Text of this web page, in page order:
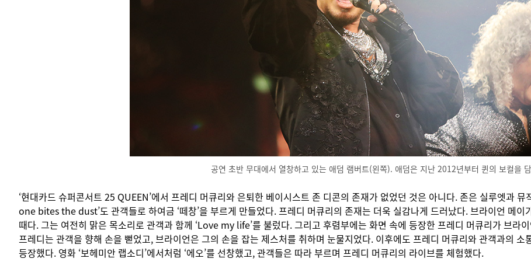
공연 초반 무대에서 열창하고 있는 애덤 램버트(왼쪽). 애덤은 지난 2012년부터 퀸의 보컬을
‘현대카드 슈퍼콘서트 25 QUEEN’에서 프레디 머큐리와 은퇴한 베이시스트 존 디콘의 존재가 없었던 것은 아니다. 존은 실루엣과
one bites the dust’도 관객들로 하여금 ‘떼창’을 부르게 만들었다. 프레디 머큐리의 존재는 더욱 실감나게 드러났다. 브라이언 메
때다. 그는 여전히 맑은 목소리로 관객과 함께 ‘Love my life’를 불렀다. 그리고 후렴부에는 화면 속에 등장한 프레디 머큐리가 브라
프레디는 관객을 향해 손을 뻗었고, 브라이언은 그의 손을 잡는 제스처를 취하며 눈물지었다. 이후에도 프레디 머큐리와 관객과의
등장했다. 영화 ‘보헤미안 랩소디’에서처럼 ‘에오’를 선창했고, 관객들은 따라 부르며 프레디 머큐리의 라이브를 체험했다.